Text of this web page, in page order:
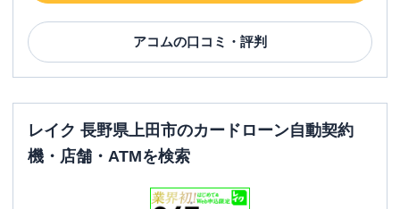
アコムの口コミ・評判
レイク 長野県上田市のカードローン自動契約
機・店舗・ATMを検索